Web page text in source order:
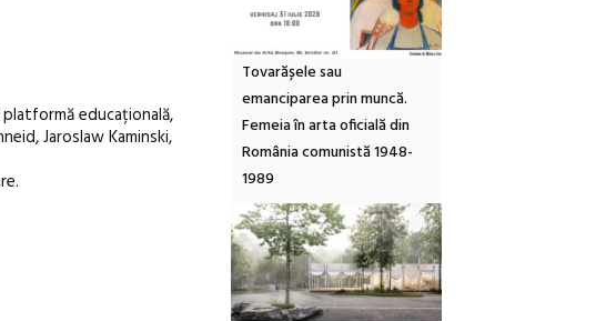
educațională,
Jaroslaw Kaminski,
Tovarășele sau
emanciparea prin muncă.
Femeia în arta oficială din
România comunistă 1948-
1989